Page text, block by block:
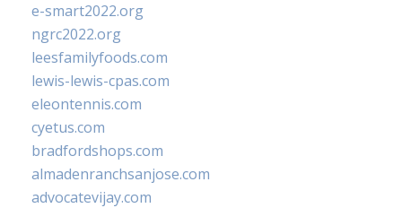
e-smart2022.org
ngrc2022.org
leesfamilyfoods.com
lewis-lewis-cpas.com
eleontennis.com
cyetus.com
bradfordshops.com
almadenranchsanjose.com
advocatevijay.com